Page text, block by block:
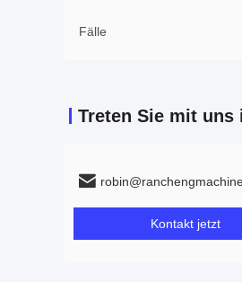
Fälle
Kontakt jetzt